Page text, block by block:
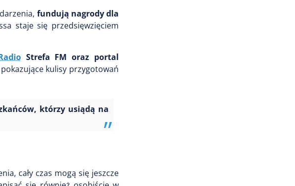
fundują nagrody dla
staje się przedsięwzięciem
Strefa FM oraz portal
kulisy przygotowań
którzy usiądą na
cały czas mogą się jeszcze